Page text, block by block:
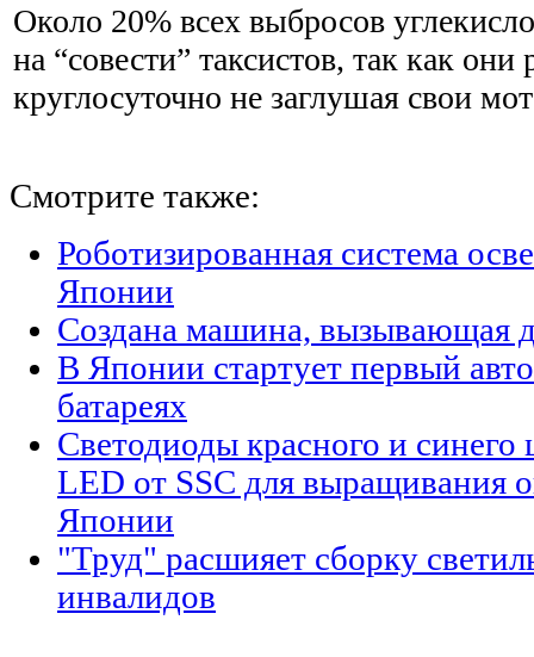
Около 20% всех выбросов
на “совести” таксистов, так как
круглосуточно не заглушая свои
Смотрите также:
Роботизированная система
Японии
Создана машина, вызывающая
В Японии стартует первый
батареях
Cветодиоды красного и синего
LED от SSC для выращивания
Японии
"Труд" расшияет сборку
инвалидов